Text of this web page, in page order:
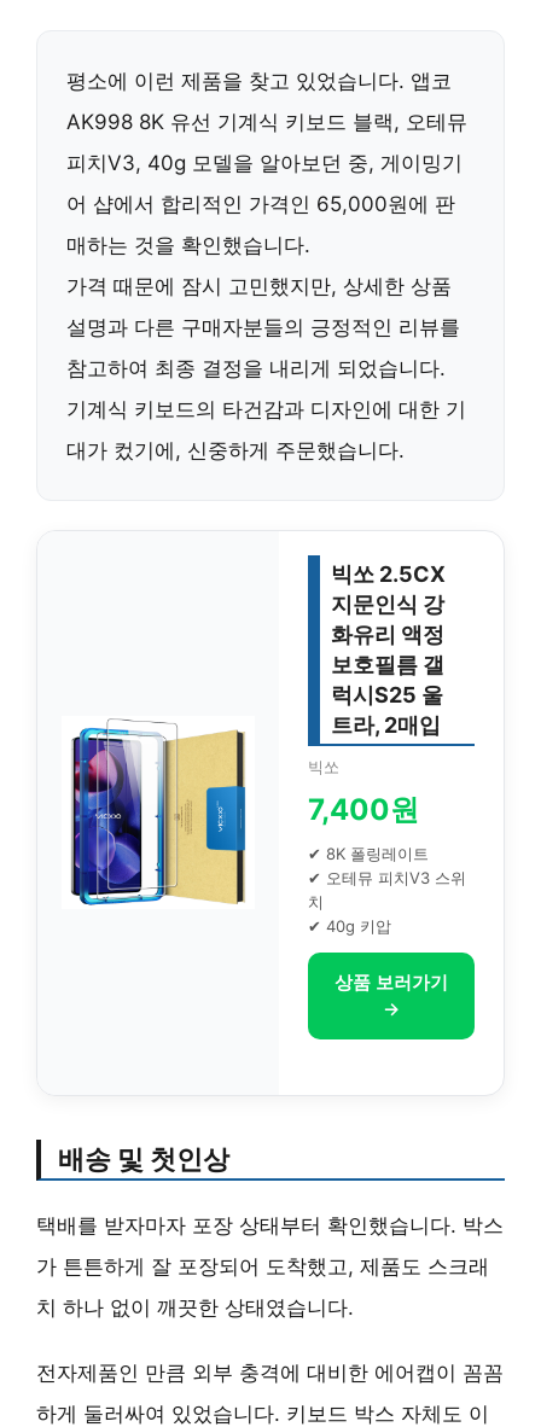
평소에 이런 제품을 찾고 있었습니다. 앱코
AK998 8K 유선 기계식 키보드 블랙, 오테뮤
피치V3, 40g 모델을 알아보던 중, 게이밍기
어 샵에서 합리적인 가격인 65,000원에 판
매하는 것을 확인했습니다.
가격 때문에 잠시 고민했지만, 상세한 상품
설명과 다른 구매자분들의 긍정적인 리뷰를
참고하여 최종 결정을 내리게 되었습니다.
기계식 키보드의 타건감과 디자인에 대한 기
대가 컸기에, 신중하게 주문했습니다.
빅쏘 2.5CX
지문인식 강
화유리 액정
보호필름 갤
럭시S25 울
트라, 2매입
빅쏘
7,400원
✔ 8K 폴링레이트
✔ 오테뮤 피치V3 스위
치
✔ 40g 키압
상품 보러가기
→
배송 및 첫인상
택배를 받자마자 포장 상태부터 확인했습니다. 박스
가 튼튼하게 잘 포장되어 도착했고, 제품도 스크래
치 하나 없이 깨끗한 상태였습니다.
전자제품인 만큼 외부 충격에 대비한 에어캡이 꼼꼼
하게 둘러싸여 있었습니다. 키보드 박스 자체도 이